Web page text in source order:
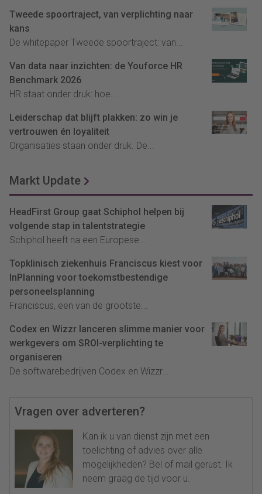
Tweede spoortraject, van verplichting naar
kans
De whitepaper Tweede spoortraject: van...
Van data naar inzichten: de Youforce HR
Benchmark 2026
HR staat onder druk: hoe...
Leiderschap dat blijft plakken: zo win je
vertrouwen én loyaliteit
Organisaties staan onder druk. De...
Markt Update
HeadFirst Group gaat Schiphol helpen bij
volgende stap in talentstrategie
Schiphol heeft na een Europese...
Topklinisch ziekenhuis Franciscus kiest voor
InPlanning voor toekomstbestendige
personeelsplanning
Franciscus, een van de grootste...
Codex en Wizzr lanceren slimme manier voor
werkgevers om SROI-verplichting te
organiseren
De softwarebedrijven Codex en Wizzr...
Vragen over adverteren?
Kan ik u van dienst zijn met een
toelichting of advies over alle
mogelijkheden? Bel of mail gerust. Ik
neem graag de tijd voor u.